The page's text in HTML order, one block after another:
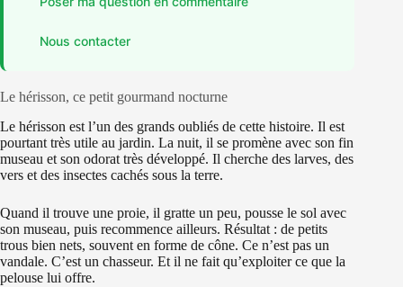
Nous contacter
Le hérisson, ce petit gourmand nocturne
Le hérisson est l’un des grands oubliés de cette histoire. Il est
pourtant très utile au jardin. La nuit, il se promène avec son fin
museau et son odorat très développé. Il cherche des larves, des
vers et des insectes cachés sous la terre.
Quand il trouve une proie, il gratte un peu, pousse le sol avec
son museau, puis recommence ailleurs. Résultat : de petits
trous bien nets, souvent en forme de cône. Ce n’est pas un
vandale. C’est un chasseur. Et il ne fait qu’exploiter ce que la
pelouse lui offre.